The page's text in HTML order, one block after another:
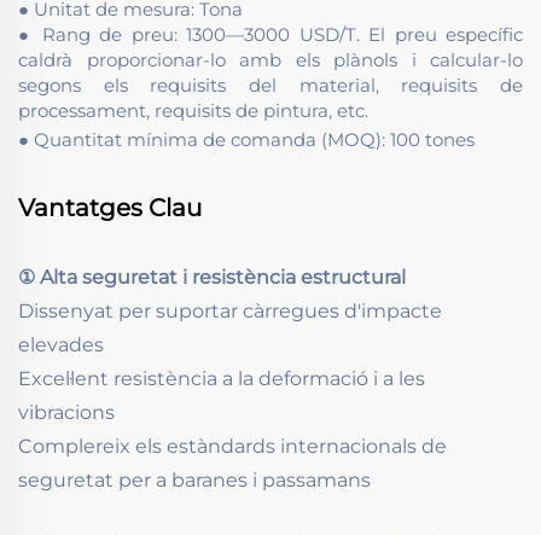
● Unitat de mesura: Tona
● Rang de preu: 1300—3000 USD/T. El preu específic
caldrà proporcionar-lo amb els plànols i calcular-lo
segons els requisits del material, requisits de
processament, requisits de pintura, etc.
● Quantitat mínima de comanda (MOQ): 100 tones
Vantatges Clau
① Alta seguretat i resistència estructural
Dissenyat per suportar càrregues d'impacte
elevades
Excel·lent resistència a la deformació i a les
vibracions
Complereix els estàndards internacionals de
seguretat per a baranes i passamans